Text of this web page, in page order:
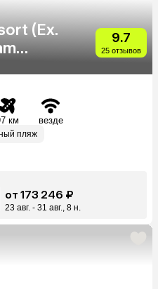
(Ex.
9.7
25 отзывов
км везде
пляж
от 173 246 ₽
23 авг. - 31 авг., 8 н.